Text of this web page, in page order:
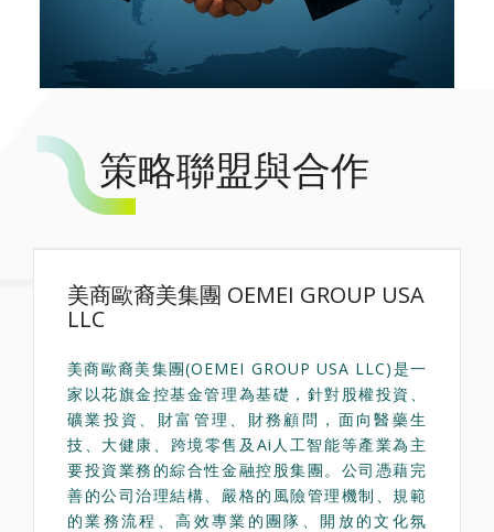
策略聯盟與合作
美商歐裔美集團 OEMEI GROUP USA
LLC
美商歐裔美集團(OEMEI GROUP USA LLC)是一
家以花旗金控基金管理為基礎，針對股權投資、
礦業投資、財富管理、財務顧問，面向醫藥生
技、大健康、跨境零售及Ai人工智能等產業為主
要投資業務的綜合性金融控股集團。公司憑藉完
善的公司治理結構、嚴格的風險管理機制、規範
的業務流程、高效專業的團隊、開放的文化氛